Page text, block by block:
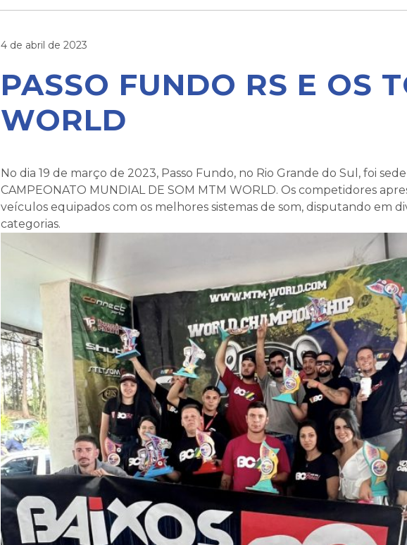
4 de abril de 2023
PASSO FUNDO RS E OS
WORLD
No dia 19 de março de 2023, Passo Fundo, no Rio Grande do Sul, foi
CAMPEONATO MUNDIAL DE SOM MTM WORLD. Os competidores
veículos equipados com os melhores sistemas de som, disputando em
categorias.